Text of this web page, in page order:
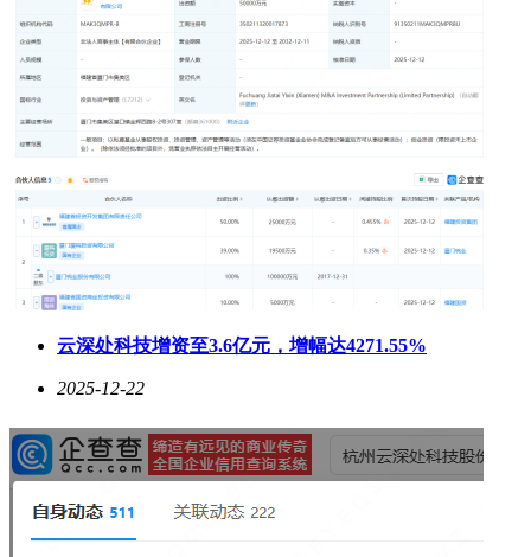
云深处科技增资至3.6亿元，增幅达4271.55%
2025-12-22